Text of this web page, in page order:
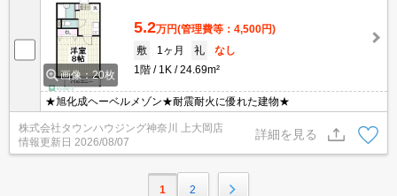
画像：20枚
5.2万円(管理費等：4,500円)
敷
1ヶ月 礼
なし
1階
1K 24.69m²
★旭化成ヘーベルメゾン★耐震耐火に優れた建物★
株式会社タウンハウジング神奈川 上大岡店
情報更新日 2026/08/07
詳細を見る
1 2